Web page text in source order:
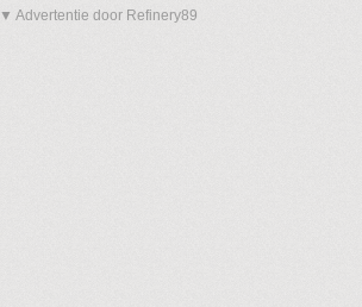
▼ Advertentie door Refinery89